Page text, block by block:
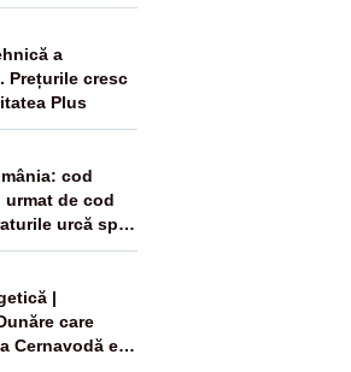
a
Prețurile cresc
Plus
cod
de cod
urcă spre
|
care
Cernavodă era